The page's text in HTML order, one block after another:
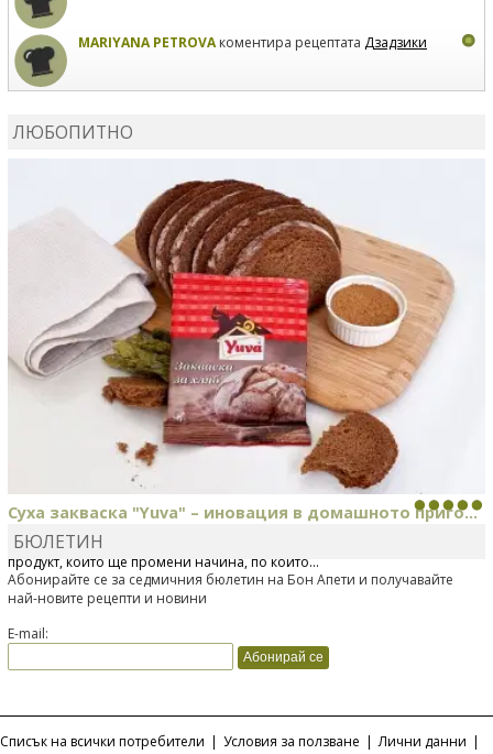
MARIYANA PETROVAкоментира рецептата Дзадзики
ЛЮБОПИТНО
Суха закваска "Yuva" – иновация в домашното приго...
Отскоро Лесафр България стартира предлагането на изцяло нов
продукт, който ще промени начина, по който...
БЮЛЕТИН
Абонирайте се за седмичния бюлетин на Бон Апети и получавайте
най-новите рецепти и новини
E-mail:
Списък на всички потребители | Условия за ползване | Лични данни |